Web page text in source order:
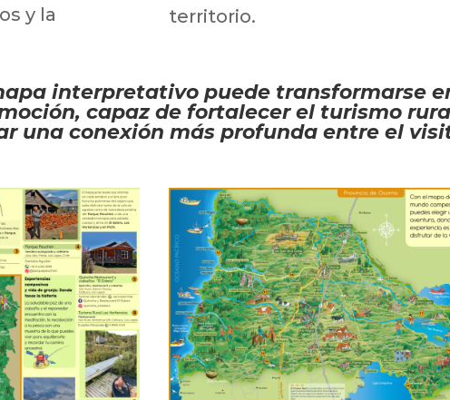
y la
territorio.
interpretativo puede transformarse
capaz de fortalecer el turismo
una conexión más profunda entre el